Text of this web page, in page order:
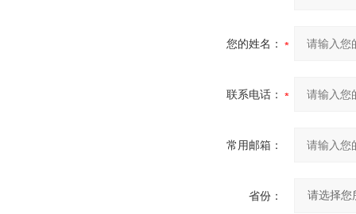
您的姓名：
联系电话：
常用邮箱：
省份：